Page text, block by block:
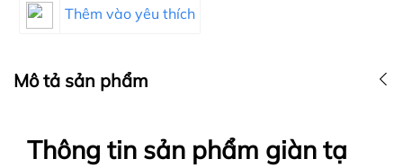
Thêm vào yêu thích
Mô tả sản phẩm
Thông tin sản phẩm giàn tạ